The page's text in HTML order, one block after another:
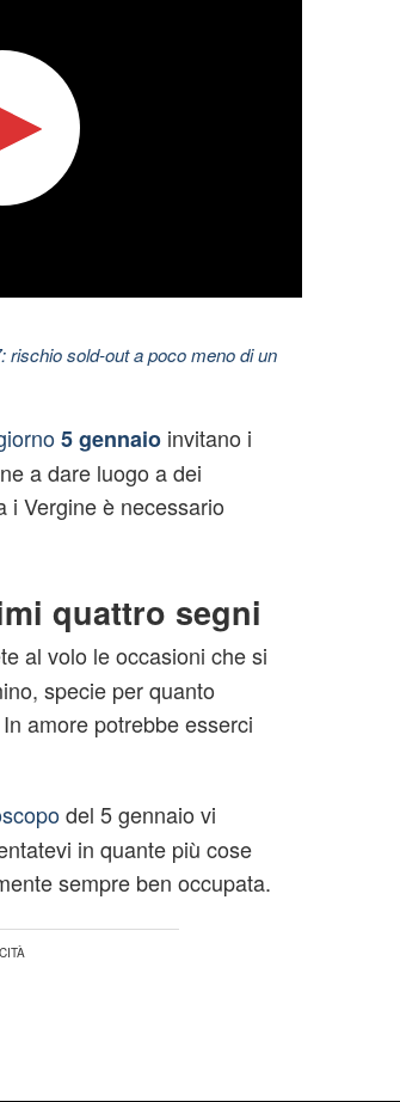
rischio sold-out a poco meno di un
5 gennaioinvitano i
a dare luogo a dei
i Vergine è necessario
quattro segni
al volo le occasioni che si
specie per quanto
amore potrebbe esserci
del 5 gennaio vi
in quante più cose
sempre ben occupata.